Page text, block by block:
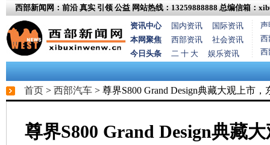
西部新闻网：前沿 真实 引领 公益 网站热线：13259888888 总编信箱：
资讯中心
国内资讯
国际资讯
本网聚焦
西部资讯
社会资讯
今日头条
二 十 大 娱乐资讯
声
西
西
首页 > 西部汽车 > 尊界S800 Grand Design典藏大观上市
尊界S800 Grand Design典藏